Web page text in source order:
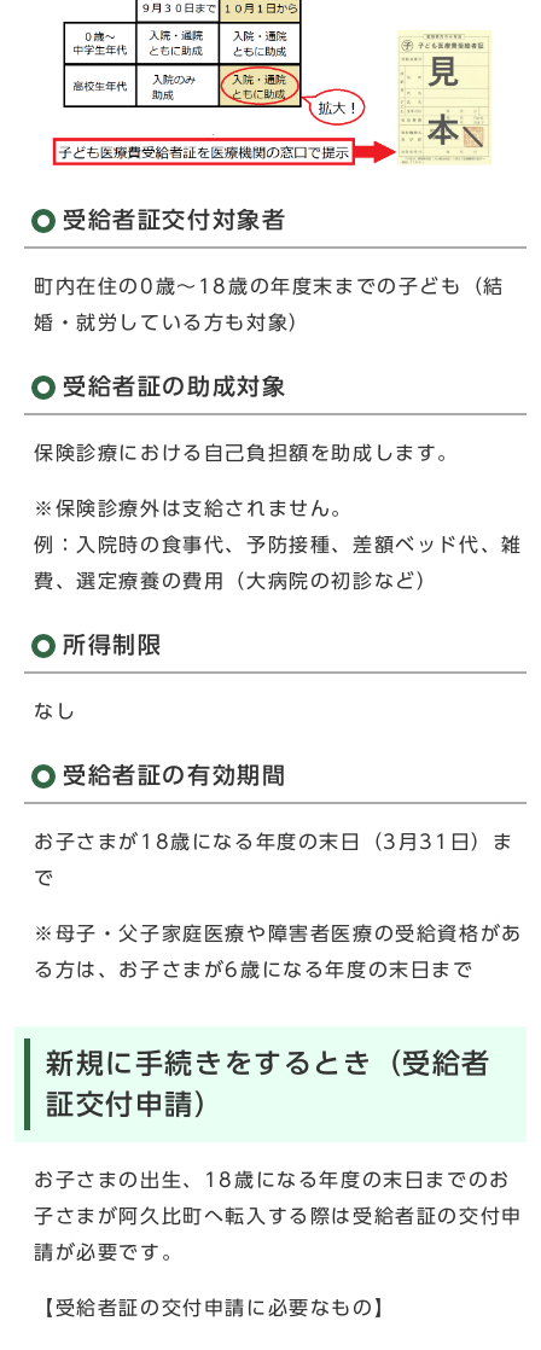
受給者証交付対象者
町内在住の0歳～18歳の年度末までの子ども（結
婚・就労している方も対象）
受給者証の助成対象
保険診療における自己負担額を助成します。
※保険診療外は支給されません。
例：入院時の食事代、予防接種、差額ベッド代、雑
費、選定療養の費用（大病院の初診など）
所得制限
なし
受給者証の有効期間
お子さまが18歳になる年度の末日（3月31日）ま
で
※母子・父子家庭医療や障害者医療の受給資格があ
る方は、お子さまが6歳になる年度の末日まで
新規に手続きをするとき（受給者
証交付申請）
お子さまの出生、18歳になる年度の末日までのお
子さまが阿久比町へ転入する際は受給者証の交付申
請が必要です。
【受給者証の交付申請に必要なもの】